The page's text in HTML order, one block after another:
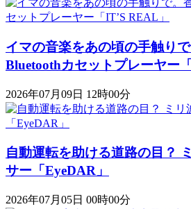
イマの音楽をあの頃の手触り
Bluetoothカセットプレーヤー
2026年07月09日 12時00分
自動運転を助ける道路の目？
サー「EyeDAR」
2026年07月05日 00時00分